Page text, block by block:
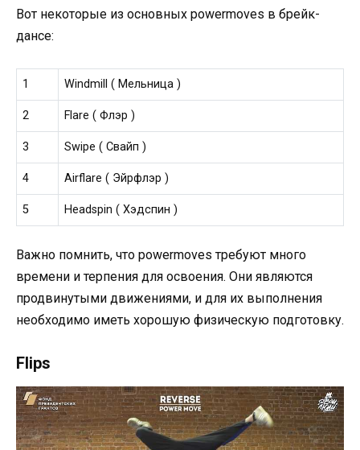
Вот некоторые из основных powermoves в брейк-
дансе:
1 Windmill ( Мельница )
2 Flare ( Флэр )
3 Swipe ( Свайп )
4 Airflare ( Эйрфлэр )
5 Headspin ( Хэдспин )
Важно помнить, что powermoves требуют много
времени и терпения для освоения. Они являются
продвинутыми движениями, и для их выполнения
необходимо иметь хорошую физическую подготовку.
Flips